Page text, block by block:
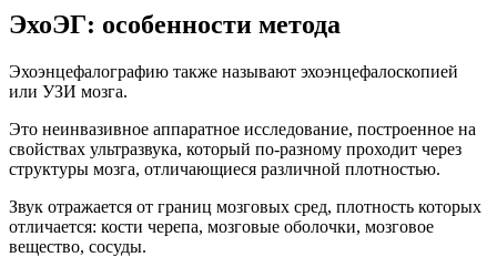
ЭхоЭГ: особенности метода
Эхоэнцефалографию также называют эхоэнцефалоскопией
или УЗИ мозга.
Это неинвазивное аппаратное исследование, построенное на
свойствах ультразвука, который по-разному проходит через
структуры мозга, отличающиеся различной плотностью.
Звук отражается от границ мозговых сред, плотность которых
отличается: кости черепа, мозговые оболочки, мозговое
вещество, сосуды.